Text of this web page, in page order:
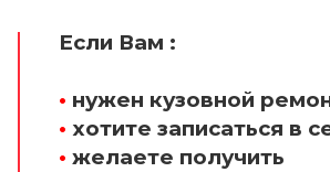
Если Вам :
• нужен кузовной
• хотите записаться в
• желаете получить